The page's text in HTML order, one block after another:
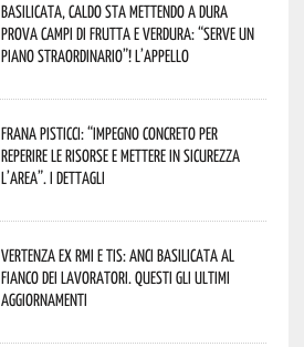
Basilicata, caldo sta mettendo a dura
prova campi di frutta e verdura: “Serve un
piano straordinario”! L’appello
Frana Pisticci: “Impegno concreto per
reperire le risorse e mettere in sicurezza
l’area”. I dettagli
Vertenza ex RMI e TIS: ANCI Basilicata al
fianco dei lavoratori. Questi gli ultimi
aggiornamenti